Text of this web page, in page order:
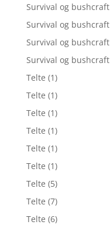
Survival og bushcraft
Survival og bushcraft
Survival og bushcraft
Survival og bushcraft
Telte (1)
Telte (1)
Telte (1)
Telte (1)
Telte (1)
Telte (1)
Telte (5)
Telte (7)
Telte (6)